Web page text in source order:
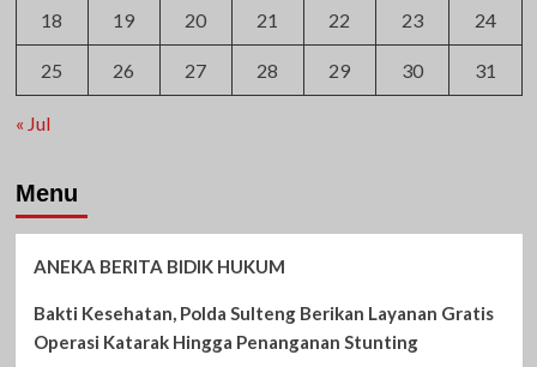
18 19 20 21 22 23 24
25 26 27 28 29 30 31
« Jul
Menu
ANEKA BERITA BIDIK HUKUM
Bakti Kesehatan, Polda Sulteng Berikan Layanan Gratis
Operasi Katarak Hingga Penanganan Stunting